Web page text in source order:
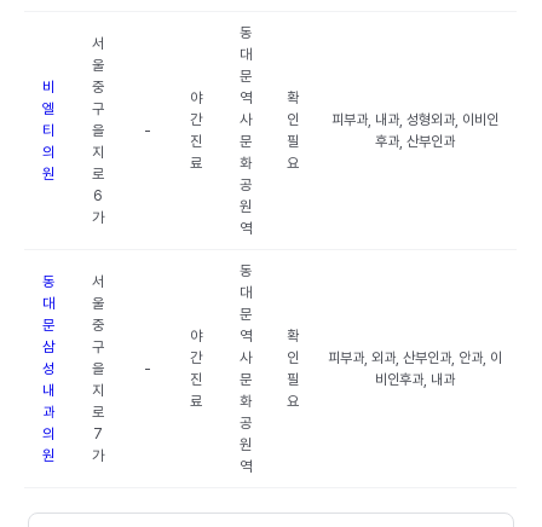
비
엘
티
의
원
서
울
중
구
을
지
로
6
가
-
야
간
진
료
동
대
문
역
사
문
화
공
원
역
확
인
필
요
피부과, 내과, 성형외과, 이비인
후과, 산부인과
동
대
문
삼
성
내
과
의
원
서
울
중
구
을
지
로
7
가
-
야
간
진
료
동
대
문
역
사
문
화
공
원
역
확
인
필
요
피부과, 외과, 산부인과, 안과, 이
비인후과, 내과